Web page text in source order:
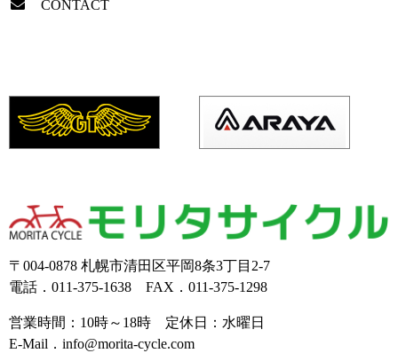
CONTACT
〒004-0878 札幌市清田区平岡8条3丁目2-7
電話．011-375-1638 FAX．011-375-1298
営業時間：10時～18時 定休日：水曜日
E-Mail．info@morita-cycle.com